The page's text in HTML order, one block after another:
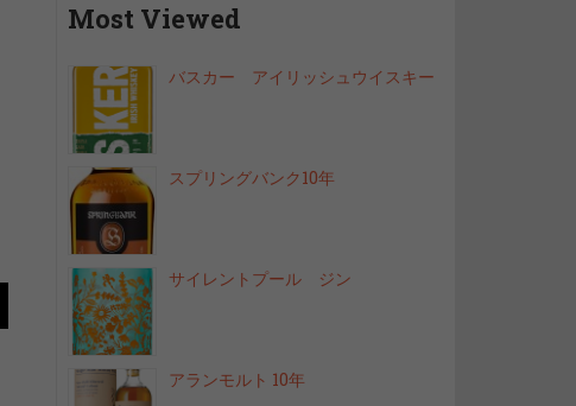
Most Viewed
バスカー アイリッシュウイスキー
スプリングバンク10年
サイレントプール ジン
アランモルト 10年